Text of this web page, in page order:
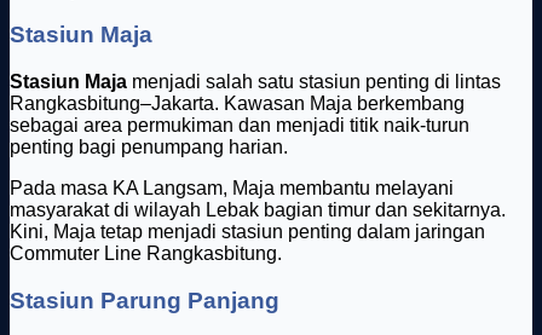
Stasiun Maja
Stasiun Maja menjadi salah satu stasiun penting di lintas
Rangkasbitung–Jakarta. Kawasan Maja berkembang
sebagai area permukiman dan menjadi titik naik-turun
penting bagi penumpang harian.
Pada masa KA Langsam, Maja membantu melayani
masyarakat di wilayah Lebak bagian timur dan sekitarnya.
Kini, Maja tetap menjadi stasiun penting dalam jaringan
Commuter Line Rangkasbitung.
Stasiun Parung Panjang